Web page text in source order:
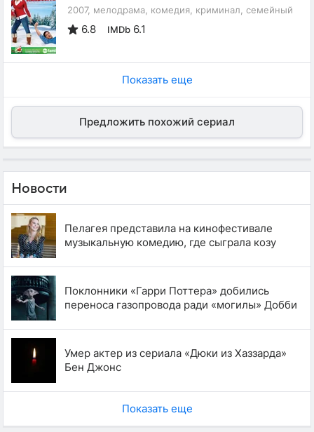
2007, мелодрама, комедия, криминал, семейный
6.8 IMDb 6.1
Показать еще
Предложить похожий сериал
Новости
Пелагея представила на кинофестивале
музыкальную комедию, где сыграла козу
Поклонники «Гарри Поттера» добились
переноса газопровода ради «могилы» Добби
Умер актер из сериала «Дюки из Хаззарда»
Бен Джонс
Показать еще